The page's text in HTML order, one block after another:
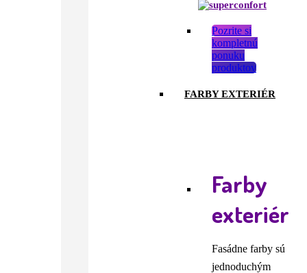
Pozrite si
kompletnú
ponuku
produktov
FARBY EXTERIÉR
Farby
exteriér
Fasádne farby sú
jednoduchým